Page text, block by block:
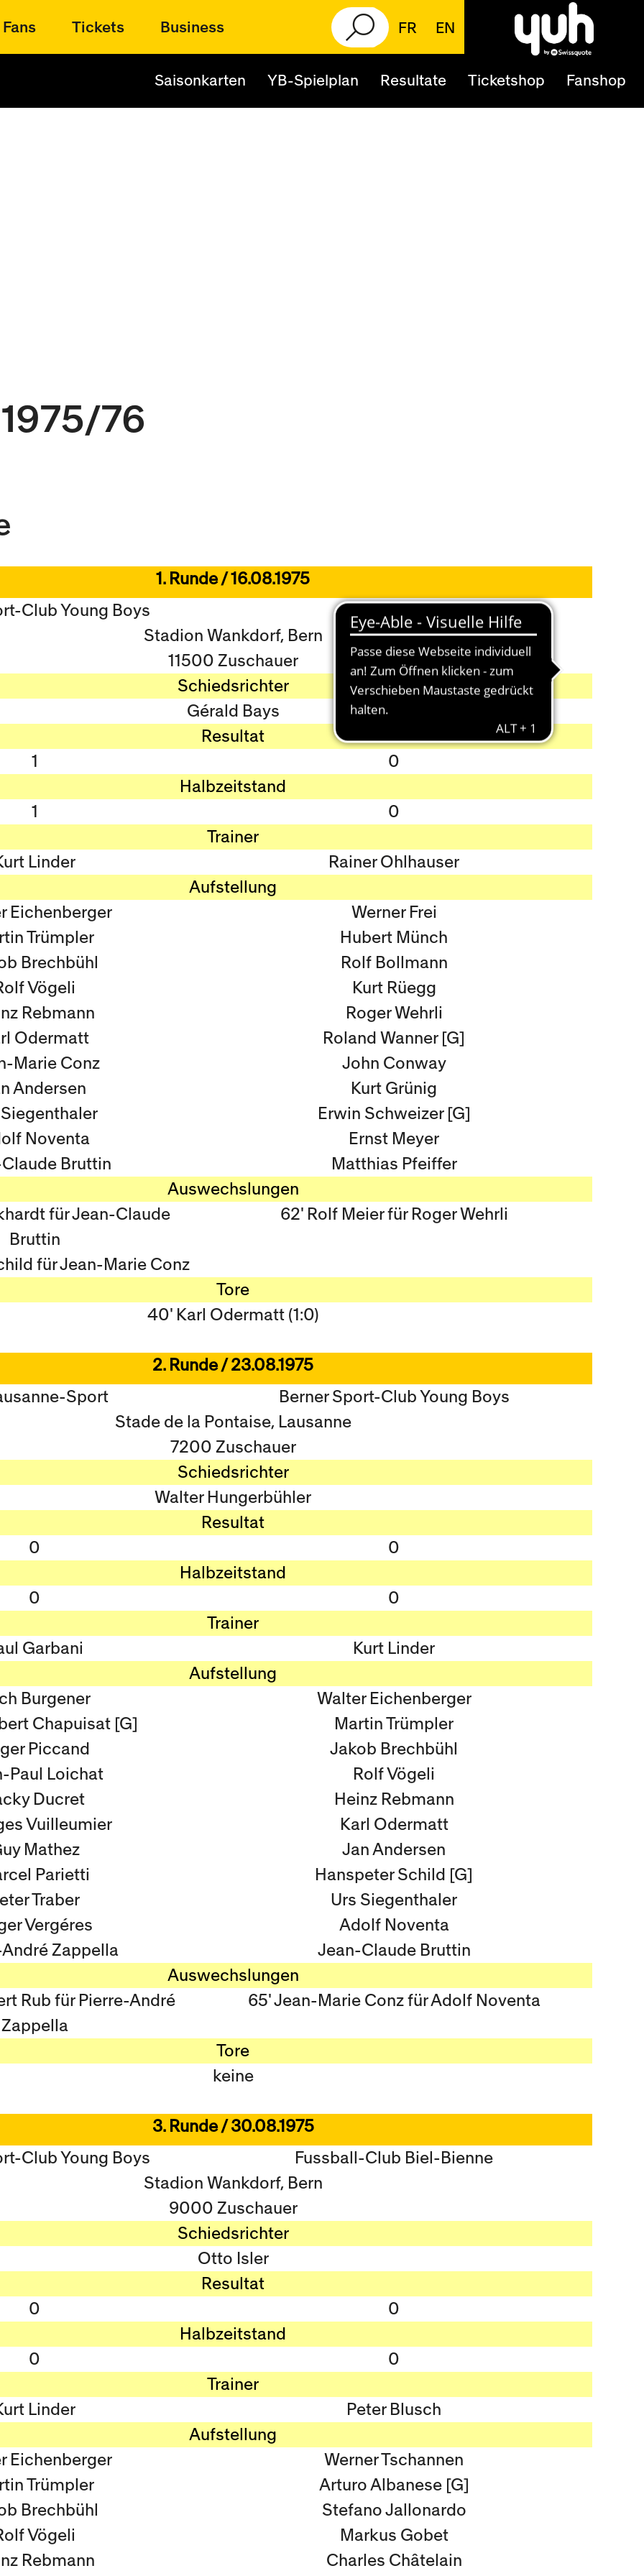
Fans Tickets Business FR EN
Saisonkarten YB-Spielplan Resultate Ticketshop Fanshop
76
1. Runde / 16.08.1975
Club Young Boys
FC Winterthur
Stadion Wankdorf, Bern
11500 Zuschauer
Schiedsrichter
Gérald Bays
Resultat
1
0
Halbzeitstand
1
0
Trainer
Linder
Rainer Ohlhauser
Aufstellung
Eichenberger
Trümpler
Brechbühl
Vögeli
Rebmann
Odermatt
Marie Conz
Andersen
Noventa
Bruttin
Werner Frei
Hubert Münch
Rolf Bollmann
Kurt Rüegg
Roger Wehrli
Roland Wanner [G]
John Conway
Kurt Grünig
Erwin Schweizer [G]
Ernst Meyer
Matthias Pfeiffer
Auswechslungen
für Jean-Claude
Bruttin
für Jean-Marie Conz
62' Rolf Meier für Roger Wehrli
Tore
40' Karl Odermatt (1:0)
2. Runde / 23.08.1975
Sport
Berner Sport-Club Young Boys
Stade de la Pontaise, Lausanne
7200 Zuschauer
Schiedsrichter
Walter Hungerbühler
Resultat
0
0
Halbzeitstand
0
0
Trainer
Garbani
Kurt Linder
Aufstellung
Burgener
Chapuisat [G]
Piccand
Paul Loichat
Ducret
Vuilleumier
Mathez
Parietti
Traber
Vergéres
Zappella
Walter Eichenberger
Martin Trümpler
Jakob Brechbühl
Rolf Vögeli
Heinz Rebmann
Karl Odermatt
Jan Andersen
Hanspeter Schild [G]
Urs Siegenthaler
Adolf Noventa
Jean-Claude Bruttin
Auswechslungen
Rub für Pierre-André
Zappella
65' Jean-Marie Conz für Adolf Noventa
Tore
keine
3. Runde / 30.08.1975
Club Young Boys
Fussball-Club Biel-Bienne
Stadion Wankdorf, Bern
9000 Zuschauer
Schiedsrichter
Otto Isler
Resultat
0
0
Halbzeitstand
0
0
Trainer
Linder
Peter Blusch
Aufstellung
Eichenberger
Trümpler
Brechbühl
Vögeli
Rebmann
Werner Tschannen
Arturo Albanese [G]
Stefano Jallonardo
Markus Gobet
Charles Châtelain